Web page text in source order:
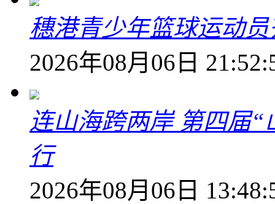
穗港青少年篮球运动
2026年08月06日
连山海跨两岸 第四届
行
2026年08月06日